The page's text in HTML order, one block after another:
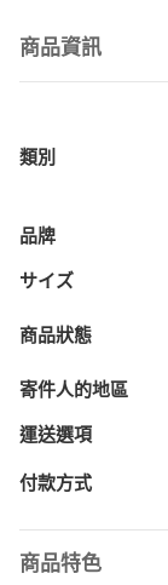
商品資訊
類別
品牌
サイズ
商品狀態
寄件人的地區
運送選項
付款方式
商品特色